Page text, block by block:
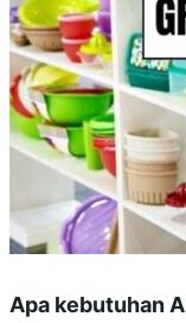
Apa kebutuhan